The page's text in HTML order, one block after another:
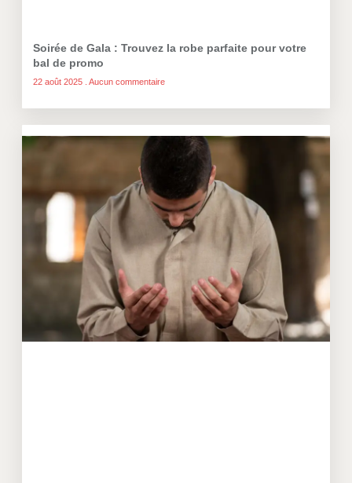
Soirée de Gala : Trouvez la robe parfaite pour votre
bal de promo
22 août 2025 Aucun commentaire